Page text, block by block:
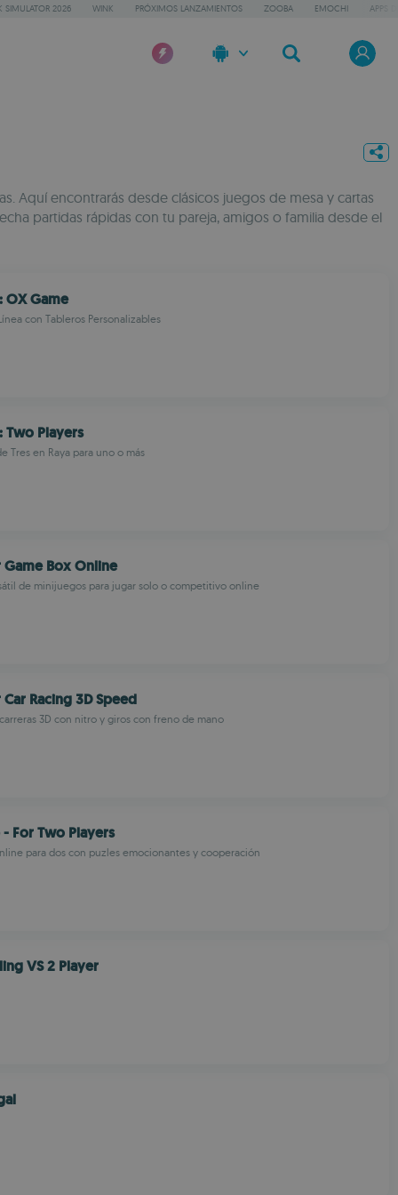
SIMULATOR 2026 WINK PRÓXIMOS LANZAMIENTOS ZOOBA EMOCHI APPS
Aquí encontrarás desde clásicos juegos de mesa y cartas
partidas rápidas con tu pareja, amigos o familia desde el
OX Game
con Tableros Personalizables
Two Players
Tres en Raya para uno o más
Game Box Online
de minijuegos para jugar solo o competitivo online
Racing 3D Speed
3D con nitro y giros con freno de mano
- For Two Players
para dos con puzles emocionantes y cooperación
VS 2 Player